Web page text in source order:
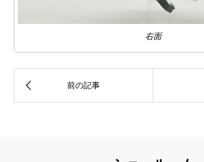
右面